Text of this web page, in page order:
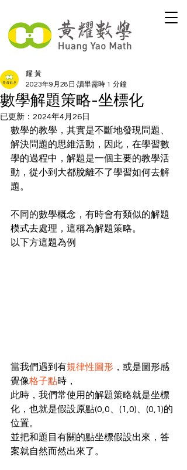
數學解題策略-坐標化
耀 黃
2023年9月28日 讀畢需時 1 分鐘
已更新： 2024年4月26日
數學的教學，其實是不斷地發現問題、
解決問題的思維活動，因此，在學習數
學的過程中，解題是一個主要的教學活
動，從小到大都脫離不了學習如何去解
題。
不同的數學概念，有時會有類似的解題
模式去處理，這稱為解題策略。
以下方這題為例
當我們遇到有規律性圖形 ，或是圖形感
覺像格子點時，
此時，我們常使用的解題策略就是坐標
化，也就是假設原點(0,0、(1,0)、(0,1)的
位置。
並把和題目有關的點坐標假設出來，答
案就自然而然出來了。